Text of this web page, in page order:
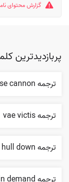
گزارش محتوای
پربازدیدترین
ترجمه loose cannon
ترجمه vae victis
ترجمه hull down